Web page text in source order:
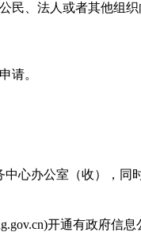
民、法人或者其他组
请。
心办公室（收），同
开通有政府信息